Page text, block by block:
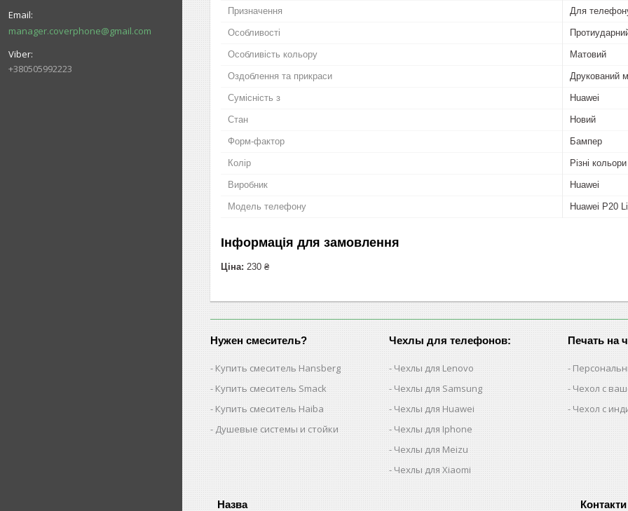
manager.coverphone@gmail.com
+380505992223
Призначення Для
Особливості
Особливість кольору Матовий
Оздоблення та прикраси Друкований
Сумісність з Huawei
Стан Новий
Форм-фактор Бампер
Колір Різні кольори
Виробник Huawei
Модель телефону Huawei P20
Інформація для замовлення
Ціна: 230 ₴
Нужен смеситель?
Купить смеситель Hansberg
Купить смеситель Smack
Купить смеситель Haiba
Душевые системы и стойки
Чехлы для телефонов:
Чехлы для Lenovo
Чехлы для Samsung
Чехлы для Huawei
Чехлы для Iphone
Чехлы для Meizu
Чехлы для Xiaomi
Печать на
Чехол с
Чехол с